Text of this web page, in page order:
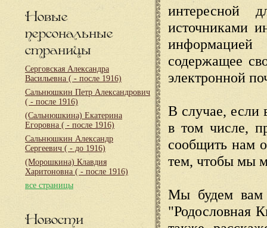
Новые
персональные
страницы
Серговская Александра
Васильевна ( - после 1916)
Сальнюшкин Петр Александрович
( - после 1916)
(Сальнюшкина) Екатерина
Егоровна ( - после 1916)
Сальнюшкин Александр
Сергеевич ( - до 1916)
(Морошкина) Клавдия
Харитоновна ( - после 1916)
все страницы
Новости
интересной
источниками
содержащее
электронной
В случае, если
в том числе,
сообщить нам
тем, чтобы мы
Мы будем вам
"Родословная